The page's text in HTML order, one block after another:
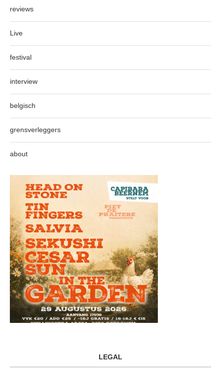
reviews
Live
festival
interview
belgisch
grensverleggers
about
LEGAL